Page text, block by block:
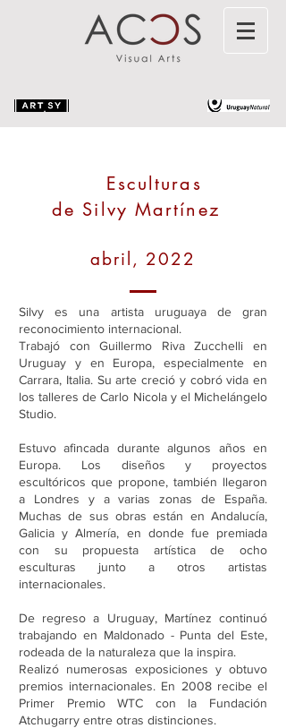
Esculturas
de Silvy Martínez
abril, 2022
Silvy es una artista uruguaya de gran
reconocimiento internacional.
Trabajó con Guillermo Riva Zucchelli en
Uruguay y en Europa, especialmente en
Carrara, Italia. Su arte creció y cobró vida en
los talleres de Carlo Nicola y el Michelángelo
Studio.
Estuvo afincada durante algunos años en
Europa. Los diseños y proyectos
escultóricos que propone, también llegaron
a Londres y a varias zonas de España.
Muchas de sus obras están en Andalucía,
Galicia y Almería, en donde fue premiada
con su propuesta artística de ocho
esculturas junto a otros artistas
internacionales.
De regreso a Uruguay, Martínez continuó
trabajando en Maldonado - Punta del Este,
rodeada de la naturaleza que la inspira.
Realizó numerosas exposiciones y obtuvo
premios internacionales. En 2008 recibe el
Primer Premio WTC con la Fundación
Atchugarry entre otras distinciones.